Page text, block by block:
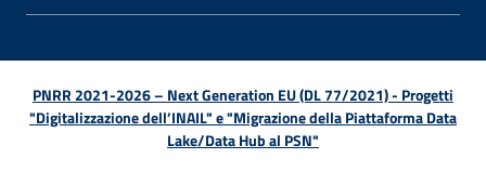
PNRR 2021-2026 – Next Generation EU (DL 77/2021) - Progetti
"Digitalizzazione dell’INAIL" e "Migrazione della Piattaforma Data
Lake/Data Hub al PSN"